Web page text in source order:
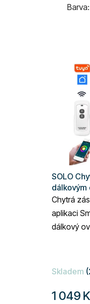
SOLO
dálkovým
Chytrá
aplikaci
dálkový
Skladem
1 049